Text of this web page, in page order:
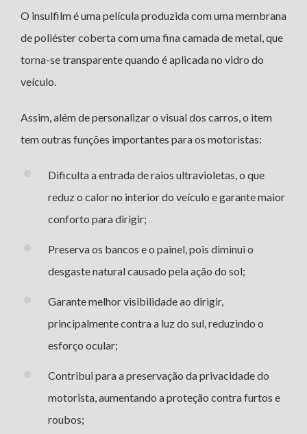
O insulfilm é uma película produzida com uma membrana
de poliéster coberta com uma fina camada de metal, que
torna-se transparente quando é aplicada no vidro do
veículo.
Assim, além de personalizar o visual dos carros, o item
tem outras funções importantes para os motoristas:
Dificulta a entrada de raios ultravioletas, o que
reduz o calor no interior do veículo e garante maior
conforto para dirigir;
Preserva os bancos e o painel, pois diminui o
desgaste natural causado pela ação do sol;
Garante melhor visibilidade ao dirigir,
principalmente contra a luz do sul, reduzindo o
esforço ocular;
Contribui para a preservação da privacidade do
motorista, aumentando a proteção contra furtos e
roubos;